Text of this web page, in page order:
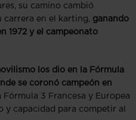
su camino cambió
carrera en el karting, ganando
1972 y el campeonato
los dio en la Fórmula
se coronó campeón en
3 Francesa y Europea
y capacidad para competir al